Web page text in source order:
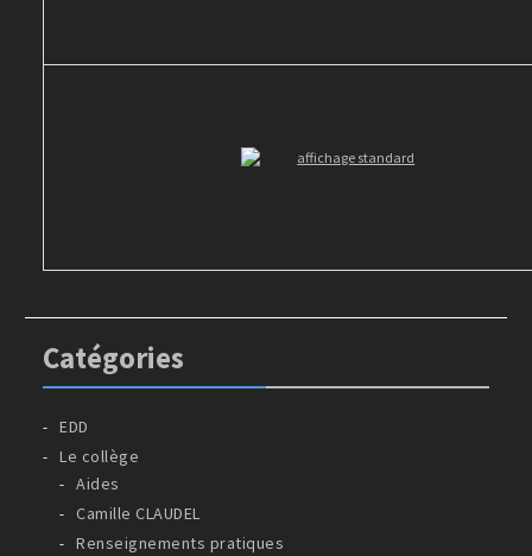
Catégories
EDD
Le collège
Aides
Camille CLAUDEL
Renseignements pratiques